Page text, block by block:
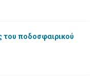
του ποδοσφαιρικού